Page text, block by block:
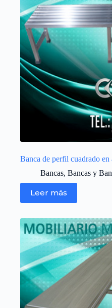
Banca de perfil cuadrado
Bancas, Bancas y
Leer más